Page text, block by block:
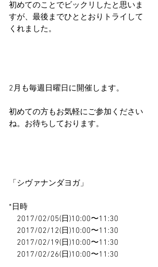
初めてのことでビックリしたと思いま
すが、最後までひととおりトライして
くれました。
2月も毎週日曜日に開催します。
初めての方もお気軽にご参加ください
ね。お待ちしております。
「シヴァナンダヨガ」
*日時
2017/02/05(日)10:00〜11:30
2017/02/12(日)10:00〜11:30
2017/02/19(日)10:00〜11:30
2017/02/26(日)10:00〜11:30